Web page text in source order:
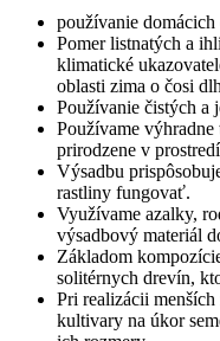
používanie
Pomer listnatých a
klimatické
oblasti zima o čosi
Používanie čistých a
Používame výhradne
prirodzene v
Výsadbu
rastliny fungovať.
Využívame azalky,
výsadbový materiál
Základom
solitérnych drevín,
Pri realizácii
kultivary na úkor